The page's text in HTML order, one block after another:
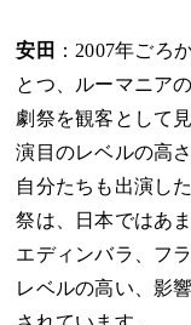
安田 ：2007年ごろ
とつ、ルーマニア
劇祭を観客として
演目のレベルの高
自分たちも出演し
祭は、日本ではあ
エディンバラ、フ
レベルの高い、影